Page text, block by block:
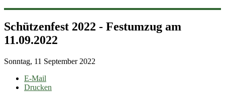
Schützenfest 2022 - Festumzug am
11.09.2022
Sonntag, 11 September 2022
E-Mail
Drucken